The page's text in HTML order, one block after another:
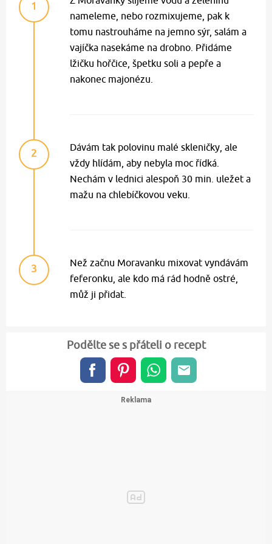
1
nameleme, nebo rozmixujeme, pak k
tomu nastrouháme na jemno sýr, salám a
vajíčka nasekáme na drobno. Přidáme
lžičku hořčice, špetku soli a pepře a
nakonec majonézu.
2
Dávám tak polovinu malé skleničky, ale
vždy hlídám, aby nebyla moc řídká.
Nechám v lednici alespoň 30 min. uležet a
mažu na chlebíčkovou veku.
3
Než začnu Moravanku mixovat vyndávám
feferonku, ale kdo má rád hodně ostré,
můž ji přidat.
Podělte se s přáteli o recept